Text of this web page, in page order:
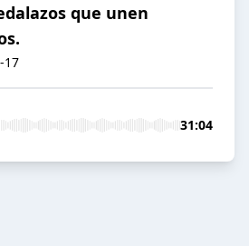
que unen
17
31:04